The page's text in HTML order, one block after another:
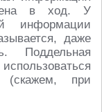
в ход. У
информации
даже
Поддельная
(скажем, при